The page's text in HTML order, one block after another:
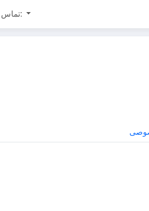
تماس: